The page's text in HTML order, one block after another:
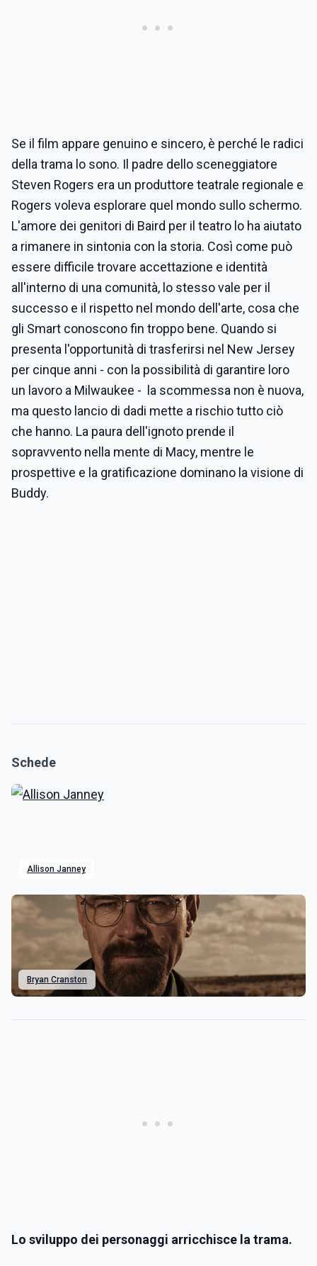
Se il film appare genuino e sincero, è perché le radici
della trama lo sono. Il padre dello sceneggiatore
Steven Rogers era un produttore teatrale regionale e
Rogers voleva esplorare quel mondo sullo schermo.
L'amore dei genitori di Baird per il teatro lo ha aiutato
a rimanere in sintonia con la storia. Così come può
essere difficile trovare accettazione e identità
all'interno di una comunità, lo stesso vale per il
successo e il rispetto nel mondo dell'arte, cosa che
gli Smart conoscono fin troppo bene. Quando si
presenta l'opportunità di trasferirsi nel New Jersey
per cinque anni - con la possibilità di garantire loro
un lavoro a Milwaukee - la scommessa non è nuova,
ma questo lancio di dadi mette a rischio tutto ciò
che hanno. La paura dell'ignoto prende il
sopravvento nella mente di Macy, mentre le
prospettive e la gratificazione dominano la visione di
Buddy.
Schede
Allison Janney
Bryan Cranston
Lo sviluppo dei personaggi arricchisce la trama.